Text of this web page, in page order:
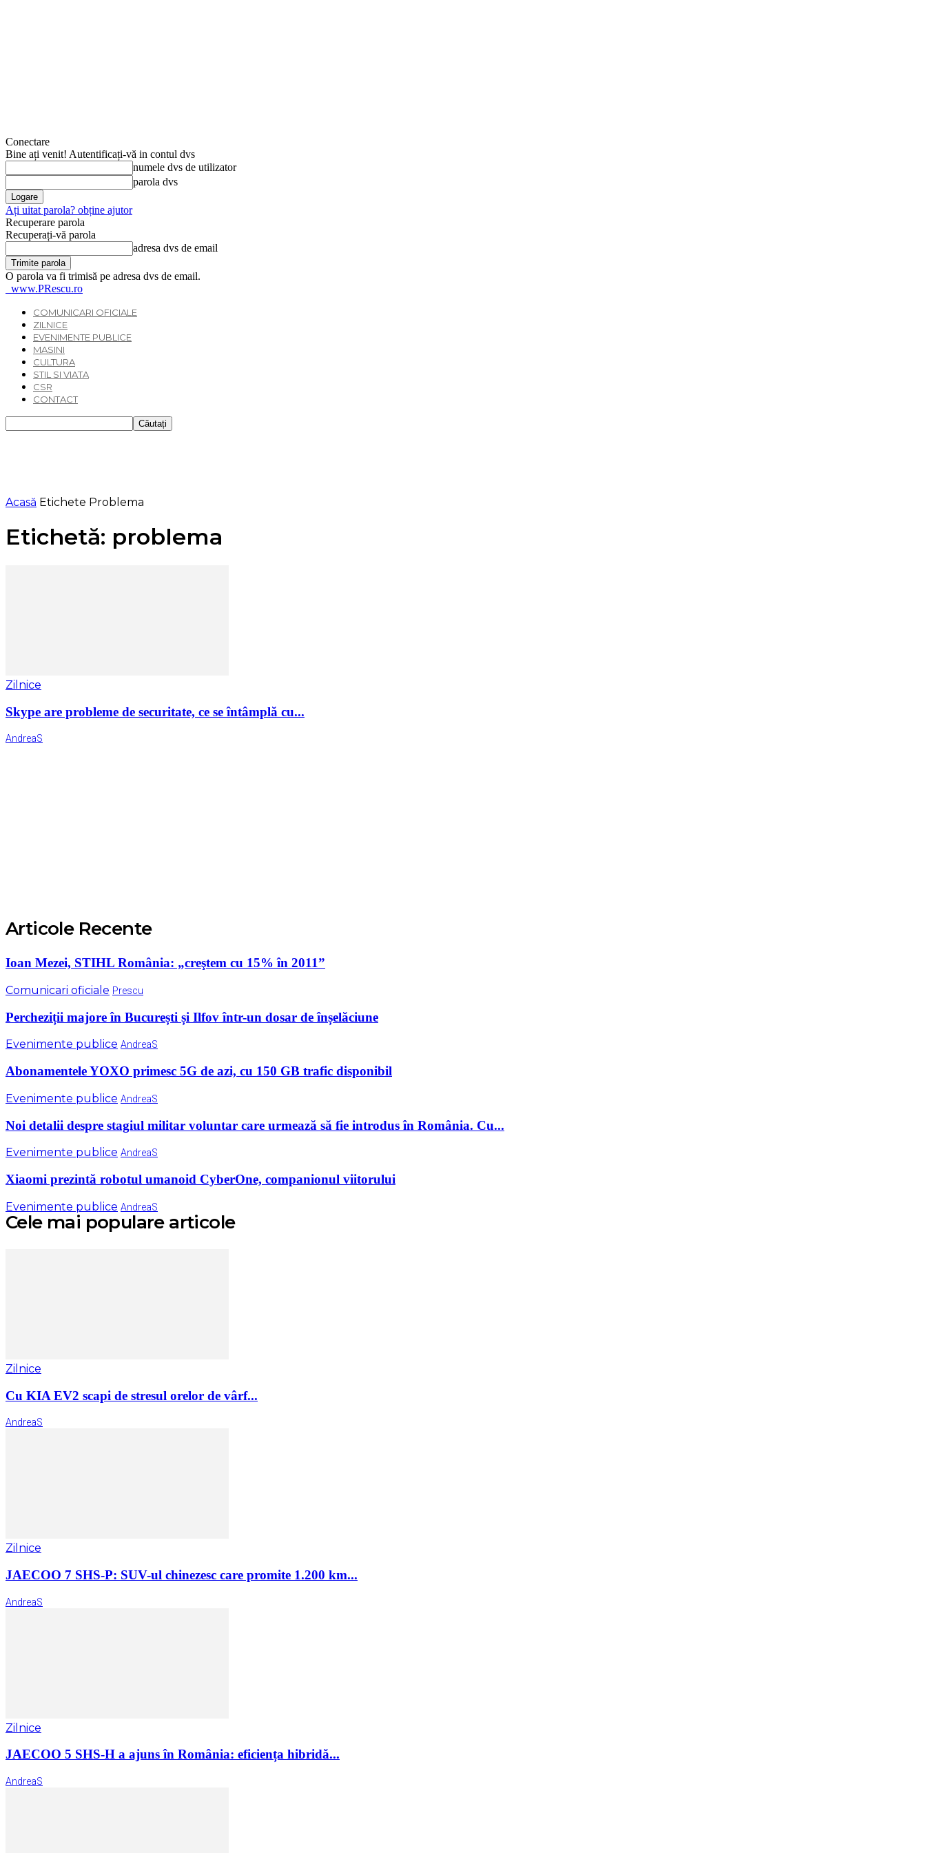
Conectare
Bine ați venit! Autentificați-vă in contul dvs
numele dvs de utilizator
parola dvs
Ați uitat parola? obține ajutor
Recuperare parola
Recuperați-vă parola
adresa dvs de email
O parola va fi trimisă pe adresa dvs de email.
www.PRescu.ro
COMUNICARI OFICIALE
ZILNICE
EVENIMENTE PUBLICE
MASINI
CULTURA
STIL SI VIATA
CSR
CONTACT
Acasă Etichete Problema
Etichetă: problema
Zilnice
Skype are probleme de securitate, ce se întâmplă cu...
AndreaS
Articole Recente
Ioan Mezei, STIHL România: „creştem cu 15% în 2011”
Comunicari oficiale Prescu
Percheziții majore în București și Ilfov într-un dosar de înșelăciune
Evenimente publice AndreaS
Abonamentele YOXO primesc 5G de azi, cu 150 GB trafic disponibil
Evenimente publice AndreaS
Noi detalii despre stagiul militar voluntar care urmează să fie introdus în România. Cu...
Evenimente publice AndreaS
Xiaomi prezintă robotul umanoid CyberOne, companionul viitorului
Evenimente publice AndreaS
Cele mai populare articole
Zilnice
Cu KIA EV2 scapi de stresul orelor de vârf...
AndreaS
Zilnice
JAECOO 7 SHS-P: SUV-ul chinezesc care promite 1.200 km...
AndreaS
Zilnice
JAECOO 5 SHS-H a ajuns în România: eficiența hibridă...
AndreaS